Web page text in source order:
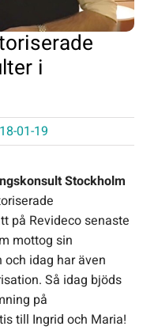
i
01-19
Stockholm
på Revideco senaste
mottog sin
idag har även
Så idag bjöds
på
till Ingrid och Maria!